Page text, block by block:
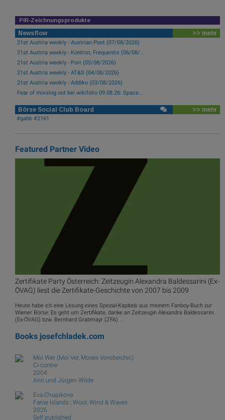
PIR-Zeichnungsprodukte
Newsflow >> mehr
21st Austria weekly - Austrian Post (07/08/2026)
21st Austria weekly - Kontron, Frequentis (06/08/...
21st Austria weekly - Porr (05/08/2026)
21st Austria weekly - AT&S (04/08/2026)
21st Austria weekly - Addiko (03/08/2026)
Fear of missing out bei wikifolio 09.08.26: Space...
Börse Social Club Board >> mehr
#gabb #2161
Featured Partner Video
Zertifikate Party Österreich: Zeitzeugin Alexandra Baldessarini (Ex-
ÖVAG) liest die Zertifikate-Geschichte von 2007 bis 2009
Heute habe ich eine Lesung eines Spezial-Kapitels aus meinem Fanboy-Buch zur
Wiener Börse: Es geht um Zertifikate, danke an Zeitzeugin Alexandra Baldessarini
(Ex-ÖVAG) bzw. Bernhard Grabmayr (ZFA) ...
Books josefchladek.com
Moi Wer (Moi Ver, Moses Vorobeichic)
Ci-contre
2004
Ann und Jürgen Wilde
Eva Chupikova
Faroe Islands ; Wool, Wind & Waves
2026
Self published